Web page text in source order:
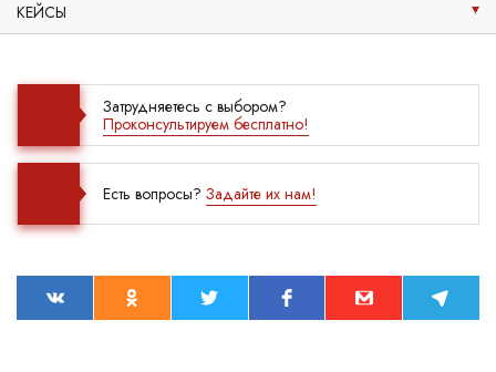
КЕЙСЫ
Затрудняетесь с выбором?
Проконсультируем бесплатно!
Есть вопросы? Задайте их нам!